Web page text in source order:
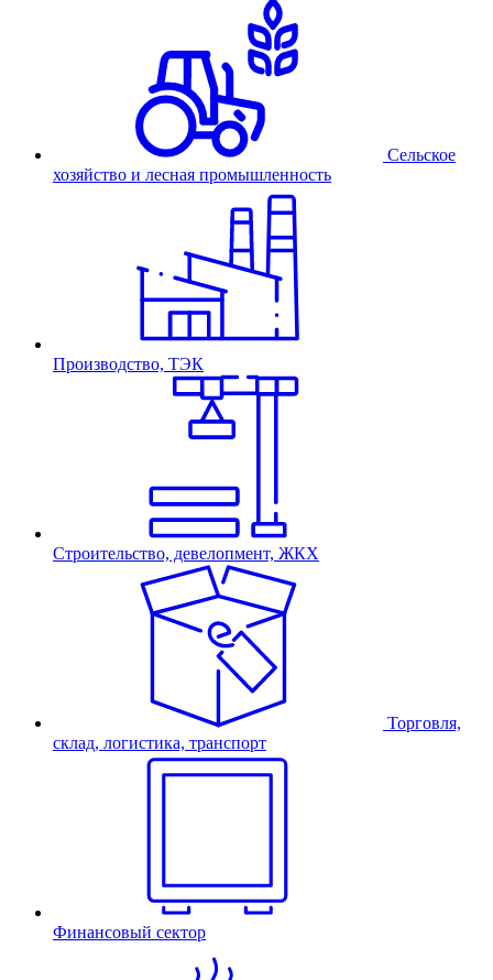
Сельское
хозяйство и лесная промышленность
Производство, ТЭК
Строительство, девелопмент, ЖКХ
Торговля,
склад, логистика, транспорт
Финансовый сектор